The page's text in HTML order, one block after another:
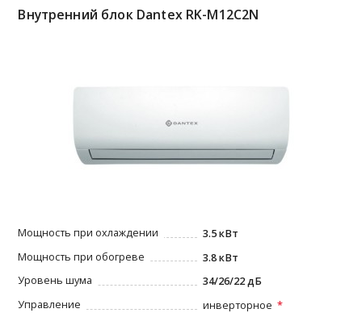
Внутренний блок Dantex RK-M12C2N
Мощность при охлаждении
3.5 кВт
Мощность при обогреве
3.8 кВт
Уровень шума
34/26/22 дБ
Управление
инверторное